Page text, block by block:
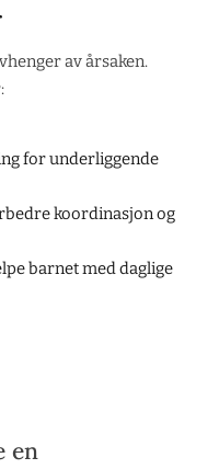
av årsaken.
for underliggende
koordinasjon og
barnet med daglige
en